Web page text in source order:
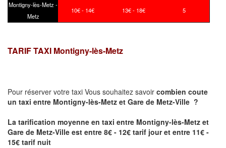
Montigny-lès-Metz -
Metz
10€ - 14€ 13€ - 18€ 5
TARIF TAXI Montigny-lès-Metz
Pour réserver votre taxi Vous souhaitez savoir combien coute
un taxi entre Montigny-lès-Metz et Gare de Metz-Ville ?
La tarification moyenne en taxi entre Montigny-lès-Metz et
Gare de Metz-Ville est entre 8€ - 12€ tarif jour et entre 11€ -
15€ tarif nuit